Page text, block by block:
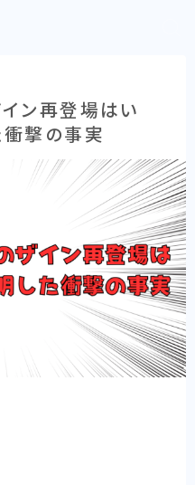
ン再登場はい
撃の事実